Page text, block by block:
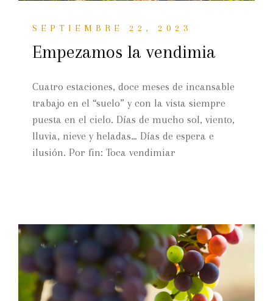
SEPTIEMBRE 22, 2023
Empezamos la vendimia
Cuatro estaciones, doce meses de incansable
trabajo en el “suelo” y con la vista siempre
puesta en el cielo. Días de mucho sol, viento,
lluvia, nieve y heladas… Días de espera e
ilusión. Por fin: Toca vendimiar